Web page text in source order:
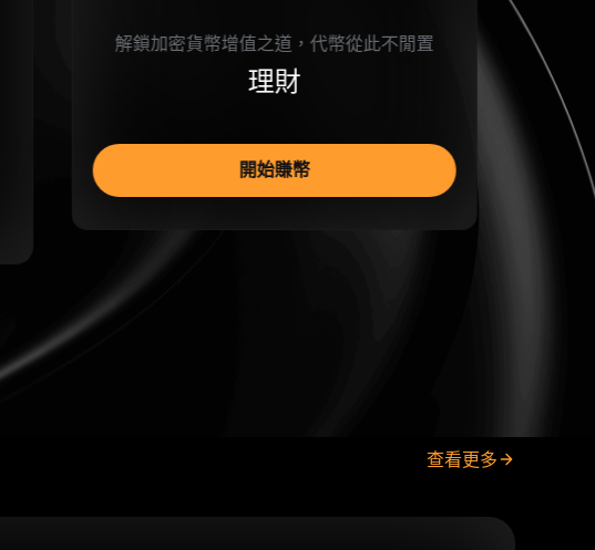
瞭解如何在 Bybit 買賣及交易加密貨幣
現貨交易
探索現貨
查看更多